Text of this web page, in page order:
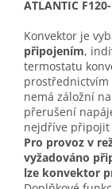
ATLANTIC
Konvektor je
připojením,
termostatu
nemá záložní
přerušení
nejdříve připojit
Pro provoz v
vyžadováno
lze konvektor